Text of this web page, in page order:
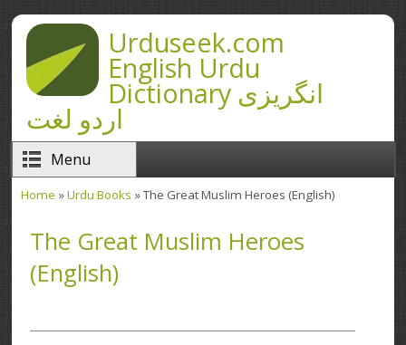
Skip to main contentUrduseek.com
English Urdu
Dictionary انگریزی
اردو لغت
Menu
Home »Urdu Books » The Great Muslim Heroes (English)
The Great Muslim Heroes
(English)